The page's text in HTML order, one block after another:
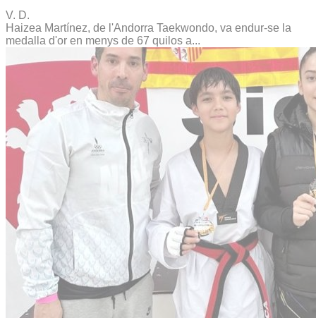
V. D.
Haizea Martínez, de l'Andorra Taekwondo, va endur-se la
medalla d'or en menys de 67 quilos a...